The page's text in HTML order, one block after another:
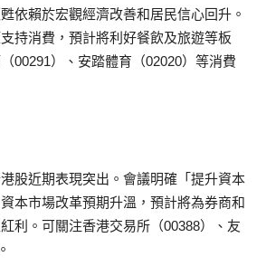
依賴於宏觀經濟改善和居民信心回升。
持消費，預計將利好餐飲及旅遊等板
00291）、安踏體育（02020）等消費
股近期表現突出。會議明確「提升資本
本市場改革預期升溫，預計將為券商和
利。可關注香港交易所（00388）、友